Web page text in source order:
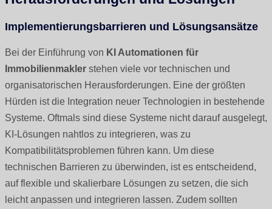
Implementierungsbarrieren und Lösungsansätze
Bei der Einführung von KI Automationen für
Immobilienmakler stehen viele vor technischen und
organisatorischen Herausforderungen. Eine der größten
Hürden ist die Integration neuer Technologien in bestehende
Systeme. Oftmals sind diese Systeme nicht darauf ausgelegt,
KI-Lösungen nahtlos zu integrieren, was zu
Kompatibilitätsproblemen führen kann. Um diese
technischen Barrieren zu überwinden, ist es entscheidend,
auf flexible und skalierbare Lösungen zu setzen, die sich
leicht anpassen und integrieren lassen. Zudem sollten